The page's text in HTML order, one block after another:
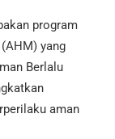
program
yang
Berlalu
aman